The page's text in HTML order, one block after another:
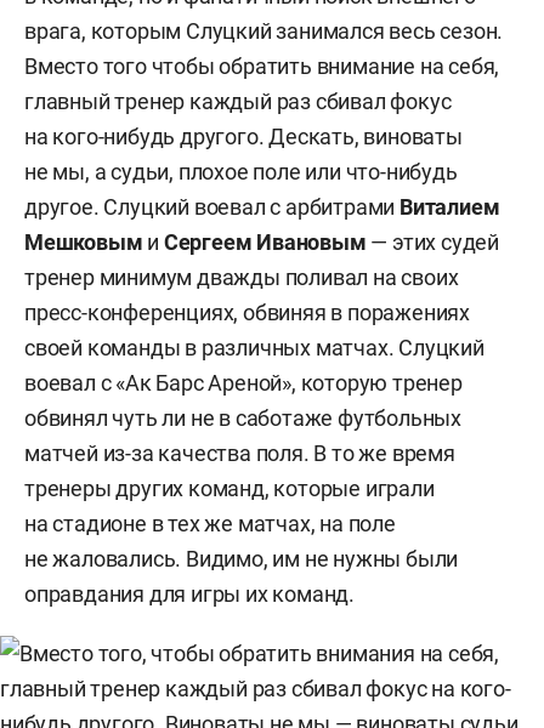
врага, которым Слуцкий занимался весь сезон.
Вместо того чтобы обратить внимание на себя,
главный тренер каждый раз сбивал фокус
на кого-нибудь другого. Дескать, виноваты
не мы, а судьи, плохое поле или что-нибудь
другое. Слуцкий воевал с арбитрами Виталием
Мешковым и Сергеем Ивановым — этих судей
тренер минимум дважды поливал на своих
пресс-конференциях, обвиняя в поражениях
своей команды в различных матчах. Слуцкий
воевал с «Ак Барс Ареной», которую тренер
обвинял чуть ли не в саботаже футбольных
матчей из-за качества поля. В то же время
тренеры других команд, которые играли
на стадионе в тех же матчах, на поле
не жаловались. Видимо, им не нужны были
оправдания для игры их команд.